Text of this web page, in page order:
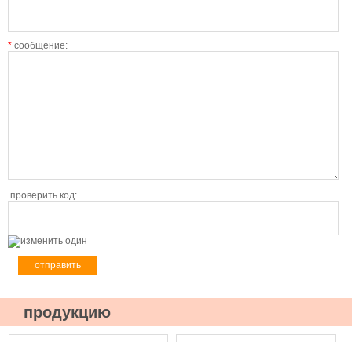
* сообщение:
проверить код:
продукцию